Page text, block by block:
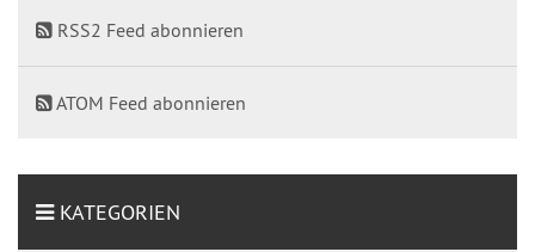
RSS2 Feed abonnieren
ATOM Feed abonnieren
KATEGORIEN